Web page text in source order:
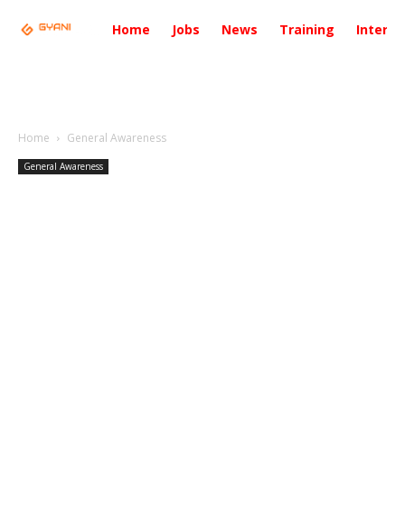
Home Jobs News Training
Home General Awareness
General Awareness